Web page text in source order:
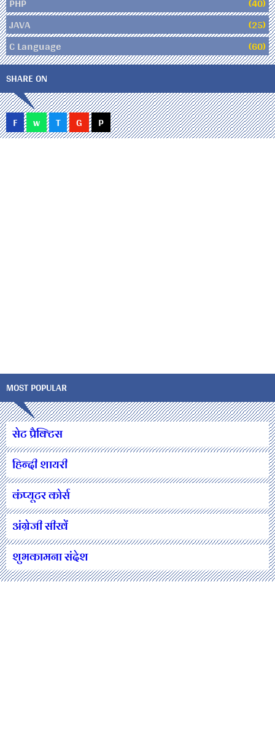
JAVA
(25)
C Language
(60)
SHARE ON
F w T G P
MOST POPULAR
सेट प्रैक्टिस
हिन्दी शायरी
कंप्यूटर कोर्स
अंग्रेजी सीखें
शुभकामना संदेश